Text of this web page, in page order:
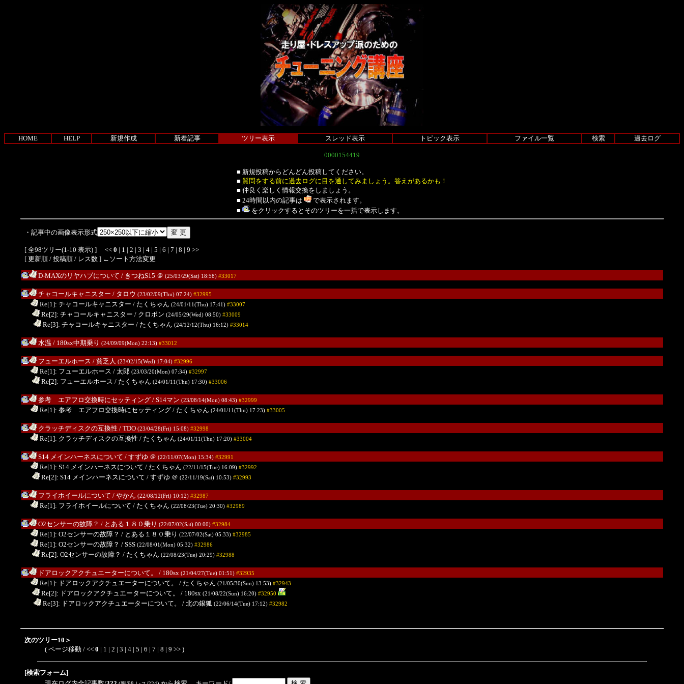
HOME HELP 新規作成 新着記事 ツリー表示 スレッド表示 トピック表示 ファイル一覧 検索 過去ログ
0000154419
■ 新規投稿からどんどん投稿してください。
■ 質問をする前に過去ログに目を通してみましょう。答えがあるかも！
■ 仲良く楽しく情報交換をしましょう。
■ 24時間以内の記事は
で表示されます。
■
をクリックするとそのツリーを一括で表示します。
・記事中の画像表示形式
[ 全98ツリー(1-10 表示) ] << 0 | 1 | 2 | 3 | 4 | 5 | 6 | 7 | 8 | 9 >>
[ 更新順 / 投稿順 / レス数 ] ←ソート方法変更
D-MAXのリヤハブについて / きつねS15 ＠ (25/03/29(Sat) 18:58) #33017
チャコールキャニスター / タロウ (23/02/09(Thu) 07:24) #32995
Re[1]: チャコールキャニスター / たくちゃん (24/01/11(Thu) 17:41) #33007
Re[2]: チャコールキャニスター / クロボン (24/05/29(Wed) 08:50) #33009
Re[3]: チャコールキャニスター / たくちゃん (24/12/12(Thu) 16:12) #33014
水温 / 180sx中期乗り (24/09/09(Mon) 22:13) #33012
フューエルホース / 貧乏人 (23/02/15(Wed) 17:04) #32996
Re[1]: フューエルホース / 太郎 (23/03/20(Mon) 07:34) #32997
Re[2]: フューエルホース / たくちゃん (24/01/11(Thu) 17:30) #33006
参考 エアフロ交換時にセッティング/ S14マン (23/08/14(Mon) 08:43) #32999
Re[1]: 参考 エアフロ交換時にセッティング/ たくちゃん (24/01/11(Thu) 17:23) #33005
クラッチディスクの互換性 / TDO (23/04/28(Fri) 15:08) #32998
Re[1]: クラッチディスクの互換性 / たくちゃん (24/01/11(Thu) 17:20) #33004
S14 メインハーネスについて / すずゆ ＠ (22/11/07(Mon) 15:34) #32991
Re[1]: S14 メインハーネスについて / たくちゃん (22/11/15(Tue) 16:09) #32992
Re[2]: S14 メインハーネスについて / すずゆ ＠ (22/11/19(Sat) 10:53) #32993
フライホイールについて / やかん (22/08/12(Fri) 10:12) #32987
Re[1]: フライホイールについて / たくちゃん (22/08/23(Tue) 20:30) #32989
O2センサーの故障？ / とある１８０乗り (22/07/02(Sat) 00:00) #32984
Re[1]: O2センサーの故障？ / とある１８０乗り (22/07/02(Sat) 05:33) #32985
Re[1]: O2センサーの故障？ / SSS (22/08/01(Mon) 05:32) #32986
Re[2]: O2センサーの故障？ / たくちゃん (22/08/23(Tue) 20:29) #32988
ドアロックアクチュエーターについて。 / 180sx (21/04/27(Tue) 01:51) #32935
Re[1]: ドアロックアクチュエーターについて。 / たくちゃん (21/05/30(Sun) 13:53) #32943
Re[2]: ドアロックアクチュエーターについて。 / 180sx (21/08/22(Sun) 16:20) #32950
Re[3]: ドアロックアクチュエーターについて。 / 北の銀狐 (22/06/14(Tue) 17:12) #32982
次のツリー10＞
( ページ移動 / << 0 | 1 | 2 | 3 | 4 | 5 | 6 | 7 | 8 | 9 >> )
[検索フォーム]